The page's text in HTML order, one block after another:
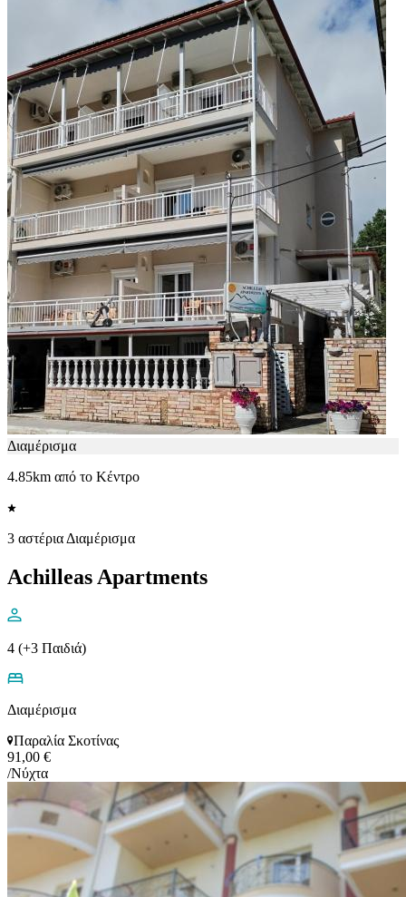
Διαμέρισμα
4.85km από το Κέντρο
3 αστέρια Διαμέρισμα
Achilleas Apartments
4 (+3 Παιδιά)
Διαμέρισμα
Παραλία Σκοτίνας
91,00 €
/Νύχτα